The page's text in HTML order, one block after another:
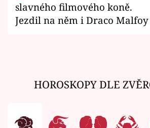
slavného filmového koně.
Jezdil na něm i Draco Malfoy
HOROSKOPY DLE